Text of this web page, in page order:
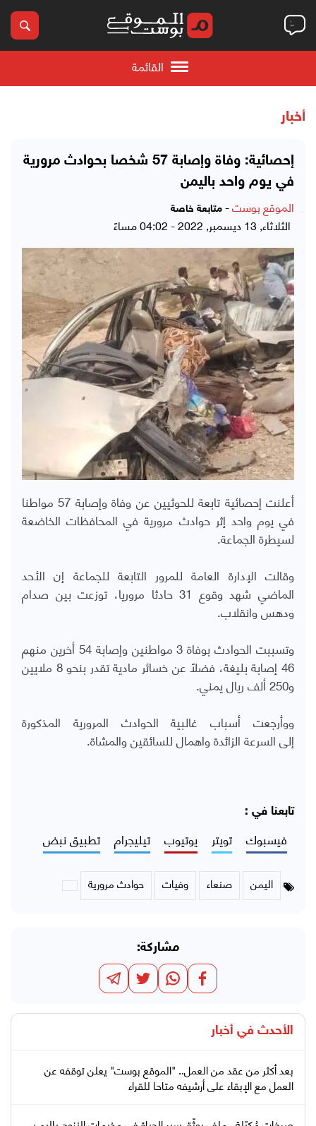
القائمة
أخبار
إحصائية: وفاة وإصابة 57 شخصا بحوادث مرورية
في يوم واحد باليمن
الموقع بوست- متابعة خاصة
الثلاثاء, 13 ديسمبر, 2022 - 04:02 مساءً
أعلنت إحصائية تابعة للحوثيين عن وفاة وإصابة 57 مواطنا
في يوم واحد إثر حوادث مرورية في المحافظات الخاضعة
لسيطرة الجماعة.
وقالت الإدارة العامة للمرور التابعة للجماعة إن الأحد
الماضي شهد وقوع 31 حادثا مروريا، توزعت بين صدام
ودهس وانقلاب.
وتسببت الحوادث بوفاة 3 مواطنين وإصابة 54 أخرين منهم
46 إصابة بليغة، فضلاً عن خسائر مادية تقدر بنحو 8 ملايين
و250 ألف ريال يمني.
ووأرجعت أسباب غالبية الحوادث المرورية المذكورة
إلى السرعة الزائدة واهمال للسائقين والمشاة.
تابعنا في :
فيسبوك تويتر يوتيوب تيليجرام تطبيق نبض
اليمن صنعاء وفيات حوادث مرورية
مشاركة:
الأحدث في أخبار
بعد أكثر من عقد من العمل.. "الموقع بوست" يعلن توقفه عن
العمل مع الإبقاء على أرشيفه متاحا للقراء